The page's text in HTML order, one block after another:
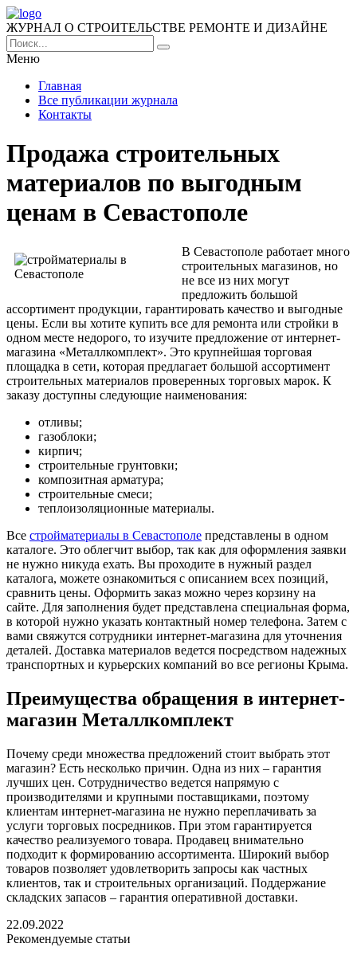
ЖУРНАЛ О СТРОИТЕЛЬСТВЕ РЕМОНТЕ И ДИЗАЙНЕ
Меню
Главная
Все публикации журнала
Контакты
Продажа строительных
материалов по выгодным
ценам в Севастополе
В Севастополе работает много
строительных магазинов, но
не все из них могут
предложить большой
ассортимент продукции, гарантировать качество и выгодные
цены. Если вы хотите купить все для ремонта или стройки в
одном месте недорого, то изучите предложение от интернет-
магазина «Металлкомплект». Это крупнейшая торговая
площадка в сети, которая предлагает большой ассортимент
строительных материалов проверенных торговых марок. К
заказу доступны следующие наименования:
отливы;
газоблоки;
кирпич;
строительные грунтовки;
композитная арматура;
строительные смеси;
теплоизоляционные материалы.
Все стройматериалы в Севастополе представлены в одном
каталоге. Это облегчит выбор, так как для оформления заявки
не нужно никуда ехать. Вы проходите в нужный раздел
каталога, можете ознакомиться с описанием всех позиций,
сравнить цены. Оформить заказ можно через корзину на
сайте. Для заполнения будет представлена специальная форма,
в которой нужно указать контактный номер телефона. Затем с
вами свяжутся сотрудники интернет-магазина для уточнения
деталей. Доставка материалов ведется посредством надежных
транспортных и курьерских компаний во все регионы Крыма.
Преимущества обращения в интернет-
магазин Металлкомплект
Почему среди множества предложений стоит выбрать этот
магазин? Есть несколько причин. Одна из них – гарантия
лучших цен. Сотрудничество ведется напрямую с
производителями и крупными поставщиками, поэтому
клиентам интернет-магазина не нужно переплачивать за
услуги торговых посредников. При этом гарантируется
качество реализуемого товара. Продавец внимательно
подходит к формированию ассортимента. Широкий выбор
товаров позволяет удовлетворить запросы как частных
клиентов, так и строительных организаций. Поддержание
складских запасов – гарантия оперативной доставки.
22.09.2022
Рекомендуемые статьи